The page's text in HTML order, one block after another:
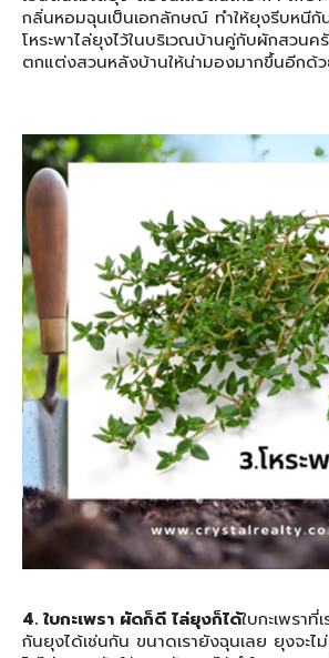
กลิ่นหอมฉุนเป็นเอกลักษณ์ ทำให้ยุงรีบหนีกัน
โหระพาไล่ยุงไว้ในบริเวณบ้านคู่กับผักสวน
ตกแต่งสวนหลังบ้านให้น่ามองมากขึ้นอีกด้
4. ใบกะเพรา ผัดก็ดี ไล่ยุงก็ได้ใบกะเพราที่
กันยุงได้เช่นกัน ขนาดเรายังฉุนเลย ยุงจะไ